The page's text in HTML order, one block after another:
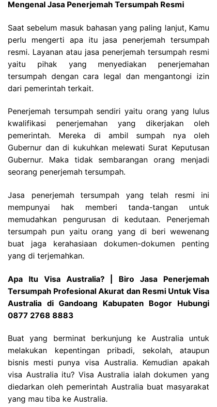
Mengenal Jasa Penerjemah Tersumpah Resmi
Saat sebelum masuk bahasan yang paling lanjut, Kamu
perlu mengerti apa itu jasa penerjemah tersumpah
resmi. Layanan atau jasa penerjemah tersumpah resmi
yaitu pihak yang menyediakan penerjemahan
tersumpah dengan cara legal dan mengantongi izin
dari pemerintah terkait.
Penerjemah tersumpah sendiri yaitu orang yang lulus
kwalifikasi penerjemahan yang dikerjakan oleh
pemerintah. Mereka di ambil sumpah nya oleh
Gubernur dan di kukuhkan melewati Surat Keputusan
Gubernur. Maka tidak sembarangan orang menjadi
seorang penerjemah tersumpah.
Jasa penerjemah tersumpah yang telah resmi ini
mempunyai hak memberi tanda-tangan untuk
memudahkan pengurusan di kedutaan. Penerjemah
tersumpah pun yaitu orang yang di beri wewenang
buat jaga kerahasiaan dokumen-dokumen penting
yang di terjemahkan.
Apa Itu Visa Australia? | Biro Jasa Penerjemah
Tersumpah Profesional Akurat dan Resmi Untuk Visa
Australia di Gandoang Kabupaten Bogor Hubungi
0877 2768 8883
Buat yang berminat berkunjung ke Australia untuk
melakukan kepentingan pribadi, sekolah, ataupun
bisnis mesti punya visa Australia. Kemudian apakah
visa Australia itu? Visa Australia ialah dokumen yang
diedarkan oleh pemerintah Australia buat masyarakat
yang mau tiba ke Australia.